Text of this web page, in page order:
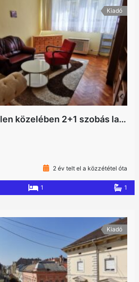
Kiadó
Egyetem közvetlen közelében 2+1 szobás lakás
2 év telt el a közzététel óta
1 1
Kiadó